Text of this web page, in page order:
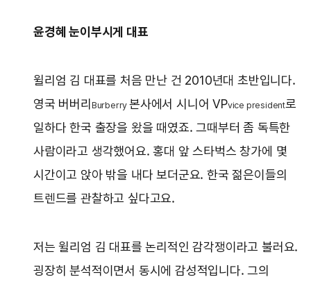
윤경혜 눈이부시게 대표
윌리엄 김 대표를 처음 만난 건 2010년대 초반입니다.
영국 버버리 Burberry본사에서 시니어 VPvice president로
일하다 한국 출장을 왔을 때였죠. 그때부터 좀 독특한
사람이라고 생각했어요. 홍대 앞 스타벅스 창가에 몇
시간이고 앉아 밖을 내다 보더군요. 한국 젊은이들의
트렌드를 관찰하고 싶다고요.
저는 윌리엄 김 대표를 논리적인 감각쟁이라고 불러요.
굉장히 분석적이면서 동시에 감성적입니다. 그의